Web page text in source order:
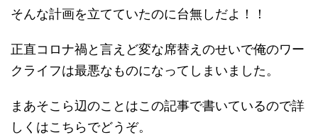
そんな計画を立てていたのに台無しだよ！！
正直コロナ禍と言えど変な席替えのせいで俺のワー
クライフは最悪なものになってしまいました。
まあそこら辺のことはこの記事で書いているので詳
しくはこちらでどうぞ。